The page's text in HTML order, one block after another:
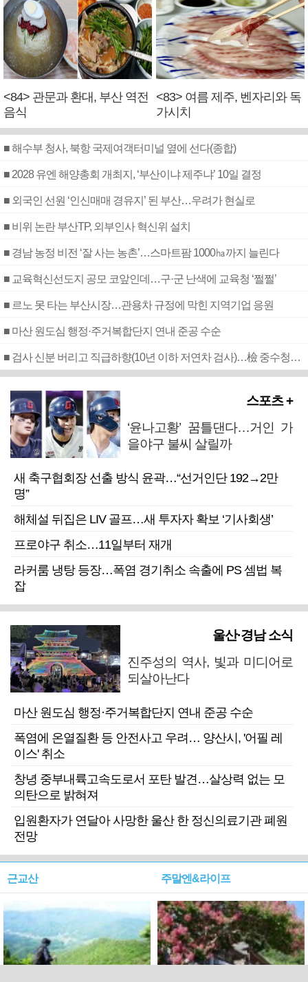
<84> 관문과 환대, 부산 역전
음식
<83> 여름 제주, 벤자리와 독
가시치
■ 해수부 청사, 북항 국제여객터미널 옆에 선다(종합)
■ 2028 유엔 해양총회 개최지, ‘부산이냐 제주냐’ 10일 결정
■ 외국인 선원 ‘인신매매 경유지’ 된 부산…우려가 현실로
■ 비위 논란 부산TP, 외부인사 혁신위 설치
■ 경남 농정 비전 ‘잘 사는 농촌’…스마트팜 1000㏊까지 늘린다
■ 교육혁신선도지 공모 코앞인데…구·군 난색에 교육청 ‘쩔쩔’
■ 르노 못 타는 부산시장…관용차 규정에 막힌 지역기업 응원
■ 마산 원도심 행정·주거복합단지 연내 준공 수순
■ 검사 신분 버리고 직급하향(10년 이하 저연차 검사)…檢 중수청행 기피
스포츠 +
‘윤나고황’ 꿈틀댄다…거인 가
을야구 불씨 살릴까
새 축구협회장 선출 방식 윤곽…“선거인단 192→2만
명”
해체설 뒤집은 LIV 골프…새 투자자 확보 ‘기사회생’
프로야구 취소…11일부터 재개
라커룸 냉탕 등장…폭염 경기취소 속출에 PS 셈법 복
잡
울산·경남 소식
진주성의 역사, 빛과 미디어로
되살아난다
마산 원도심 행정·주거복합단지 연내 준공 수순
폭염에 온열질환 등 안전사고 우려… 양산시, '어필 레
이스' 취소
창녕 중부내륙고속도로서 포탄 발견…살상력 없는 모
의탄으로 밝혀져
입원환자가 연달아 사망한 울산 한 정신의료기관 폐원
전망
근교산 주말엔&라이프